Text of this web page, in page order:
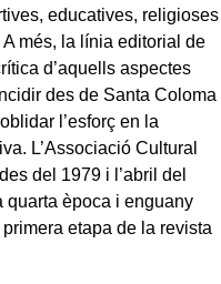
educatives, religioses
més, la línia editorial de
d’aquells aspectes
des de Santa Coloma
l’esforç en la
L’Associació Cultural
del 1979 i l’abril del
quarta època i enguany
etapa de la revista